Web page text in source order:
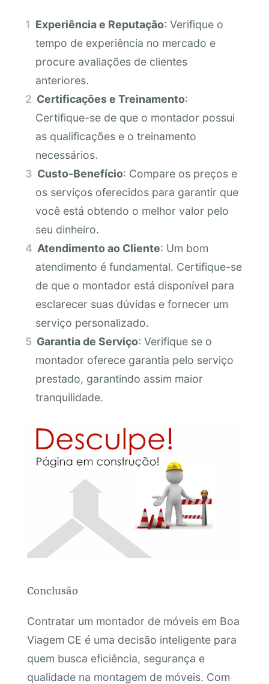
Experiência e Reputação: Verifique o
tempo de experiência no mercado e
procure avaliações de clientes
anteriores.
Certificações e Treinamento:
Certifique-se de que o montador possui
as qualificações e o treinamento
necessários.
Custo-Benefício: Compare os preços e
os serviços oferecidos para garantir que
você está obtendo o melhor valor pelo
seu dinheiro.
Atendimento ao Cliente: Um bom
atendimento é fundamental. Certifique-se
de que o montador está disponível para
esclarecer suas dúvidas e fornecer um
serviço personalizado.
Garantia de Serviço: Verifique se o
montador oferece garantia pelo serviço
prestado, garantindo assim maior
tranquilidade.
Conclusão
Contratar um montador de móveis em Boa
Viagem CE é uma decisão inteligente para
quem busca eficiência, segurança e
qualidade na montagem de móveis. Com